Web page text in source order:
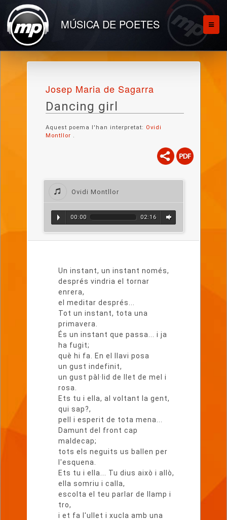
MÚSICA DE POETES
Josep Maria de Sagarra
Dancing girl
Aquest poema l'han interpretat: Ovidi
Montllor .
Ovidi Montllor
00:00 02:16
Un instant, un instant només,
després vindria el tornar
enrera,
el meditar després...
Tot un instant, tota una
primavera.
És un instant que passa... i ja
ha fugit;
què hi fa. En el llavi posa
un gust indefinit,
un gust pàl·lid de llet de mel i
rosa.
Ets tu i ella, al voltant la gent,
qui sap?,
pell i esperit de tota mena...
Damunt del front cap
maldecap;
tots els neguits us ballen per
l'esquena.
Ets tu i ella... Tu dius això i allò,
ella somriu i calla,
escolta el teu parlar de llamp i
tro,
i et fa l'ullet i xucla amb una